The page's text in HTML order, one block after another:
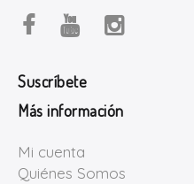
Suscríbete
Más información
Mi cuenta
Quiénes Somos